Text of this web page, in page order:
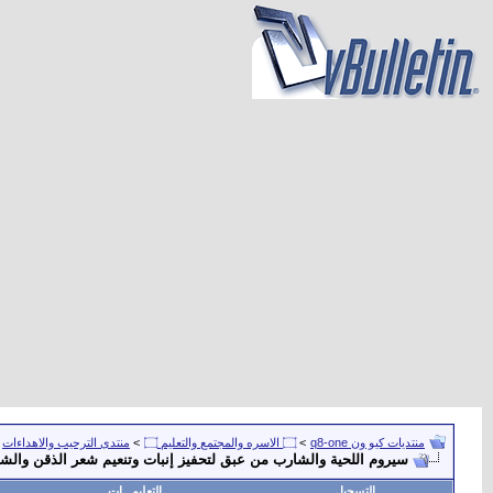
منتديات كيو ون q8-one >۝ الاسره والمجتمع والتعليم ۝ > منتدى الترحيب والاهداءات
سيروم اللحية والشارب من عبق لتحفيز إنبات وتنعيم شعر الذقن